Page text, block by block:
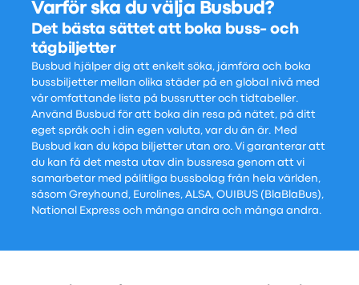
Varför ska du välja Busbud?
Det bästa sättet att boka buss- och
tågbiljetter
Busbud hjälper dig att enkelt söka, jämföra och boka
bussbiljetter mellan olika städer på en global nivå med
vår omfattande lista på bussrutter och tidtabeller.
Använd Busbud för att boka din resa på nätet, på ditt
eget språk och i din egen valuta, var du än är. Med
Busbud kan du köpa biljetter utan oro. Vi garanterar att
du kan få det mesta utav din bussresa genom att vi
samarbetar med pålitliga bussbolag från hela världen,
såsom Greyhound, Eurolines, ALSA, OUIBUS (BlaBlaBus),
National Express och många andra och många andra.